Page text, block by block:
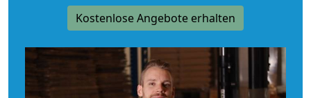
Kostenlose Angebote erhalten